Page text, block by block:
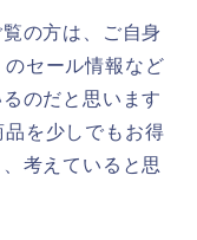
の方は、ご自身
セール情報など
のだと思います
を少しでもお得
考えていると思